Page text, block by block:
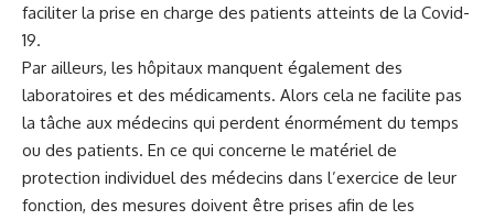
faciliter la prise en charge des patients atteints de la Covid-
19.
Par ailleurs, les hôpitaux manquent également des
laboratoires et des médicaments. Alors cela ne facilite pas
la tâche aux médecins qui perdent énormément du temps
ou des patients. En ce qui concerne le matériel de
protection individuel des médecins dans l’exercice de leur
fonction, des mesures doivent être prises afin de les